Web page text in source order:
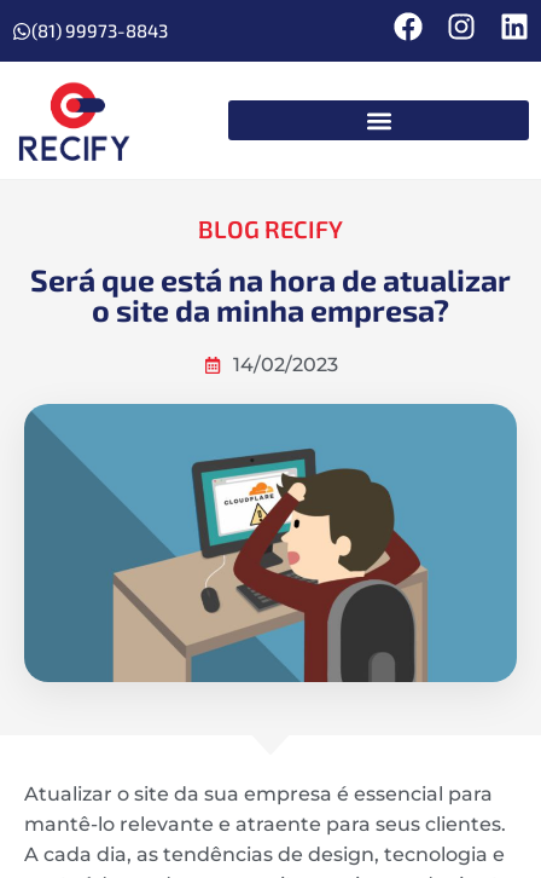
(81) 99973-8843
BLOG RECIFY
Será que está na hora de atualizar
o site da minha empresa?
14/02/2023
Atualizar o site da sua empresa é essencial para
mantê-lo relevante e atraente para seus clientes.
A cada dia, as tendências de design, tecnologia e